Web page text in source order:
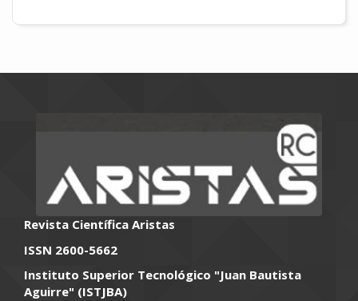
Revista Científica Aristas
ISSN 2600-5662
Instituto Superior Tecnológico "Juan Bautista
Aguirre" (ISTJBA)